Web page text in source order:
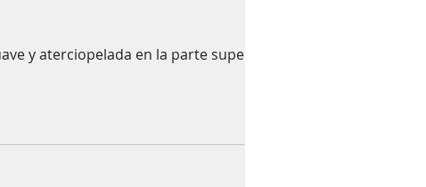
y aterciopelada en la parte superior.